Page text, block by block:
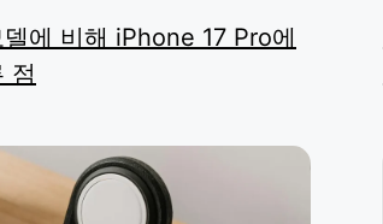
델에 비해 iPhone 17 Pro에
점